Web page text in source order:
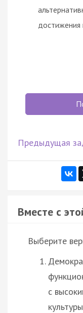
достижения
Предыдущая
Вместе с
Выберите
с
культуры